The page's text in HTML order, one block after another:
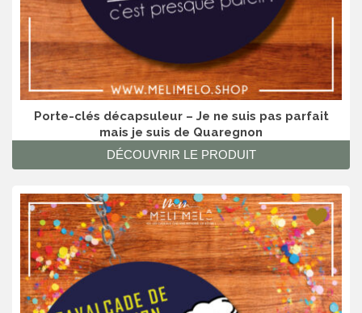
Porte-clés décapsuleur – Je ne suis pas parfait
mais je suis de Quaregnon
DÉCOUVRIR LE PRODUIT